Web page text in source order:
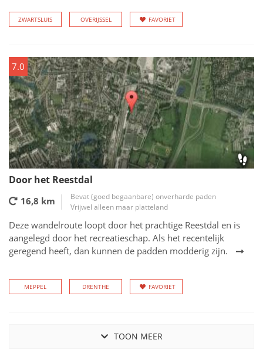
ZWARTSLUIS OVERIJSSEL FAVORIET
7.0
Door het Reestdal
16,8 km
Bevat (goed begaanbare) onverharde paden
Vrijwel alleen maar platteland
Deze wandelroute loopt door het prachtige Reestdal en is
aangelegd door het recreatieschap. Als het recentelijk
geregend heeft, dan kunnen de padden modderig zijn.
MEPPEL DRENTHE FAVORIET
TOON MEER